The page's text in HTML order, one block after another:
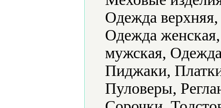
Одежда
Одежда
мужская,
Пиджаки,
Пуловеры,